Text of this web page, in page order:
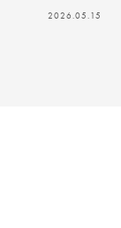
2026.05.15